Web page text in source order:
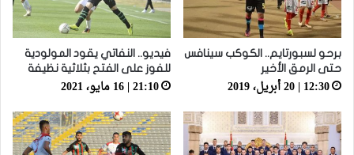
برحو لسبورتايم.. الكوكب سينافس
حتى الرمق الأخير
12:30 | 20 أبريل، 2019
فيديو.. النفاتي يقود المولودية
للفوز على الفتح بثلاثية نظيفة
21:10 | 16 مايو، 2021